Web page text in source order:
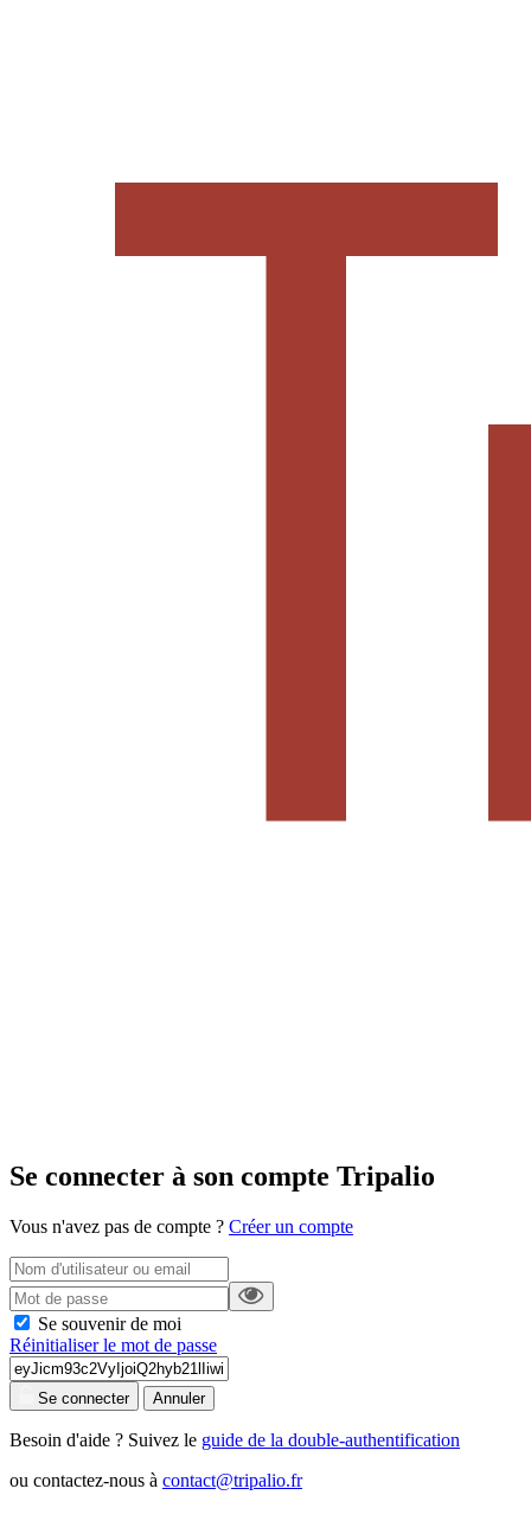
Se connecter à son compte Tripalio
Vous n'avez pas de compte ? Créer un compte
Se souvenir de moi
Réinitialiser le mot de passe
Se connecter Annuler
Besoin d'aide ? Suivez le guide de la double-authentification
ou contactez-nous à contact@tripalio.fr